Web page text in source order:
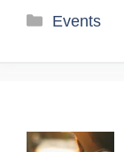
카
Events